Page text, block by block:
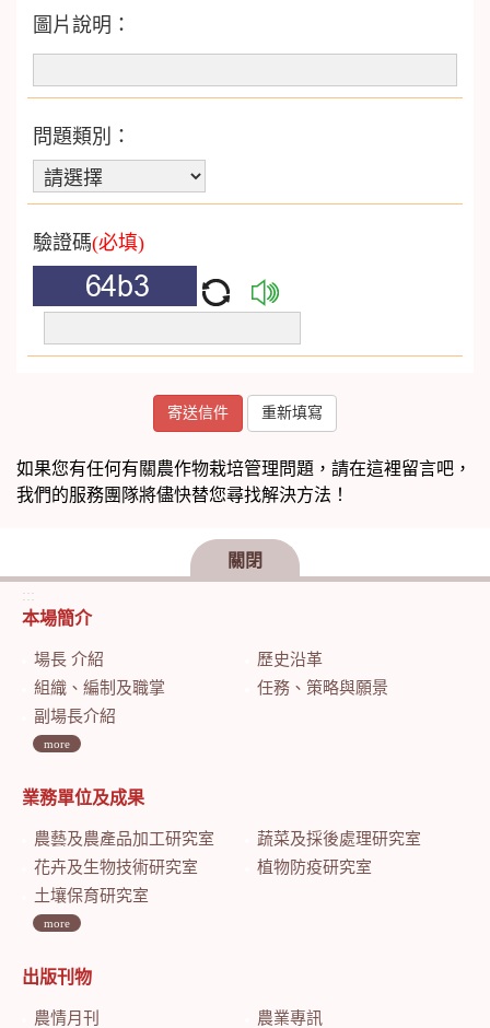
圖片說明：
問題類別：
驗證碼(必填)
如果您有任何有關農作物栽培管理問題，請在這裡留言吧，
我們的服務團隊將儘快替您尋找解決方法！
關閉
:::
本場簡介
場長 介紹
歷史沿革
組織、編制及職掌
任務、策略與願景
副場長介紹
more
業務單位及成果
農藝及農產品加工研究室
蔬菜及採後處理研究室
花卉及生物技術研究室
植物防疫研究室
土壤保育研究室
more
出版刊物
農情月刊
農業專訊